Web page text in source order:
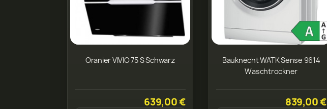
Oranier VIVIO 75 S Schwarz
639,00 €
Bauknecht WATK Sense 9614
Waschtrockner
839,00 €